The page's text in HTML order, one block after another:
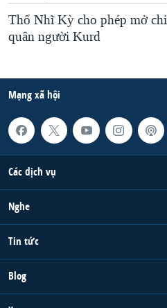
Thổ Nhĩ Kỳ cho phép mở
quân người Kurd
Mạng xã hội
Các dịch vụ
Nghe
Tin tức
Blog